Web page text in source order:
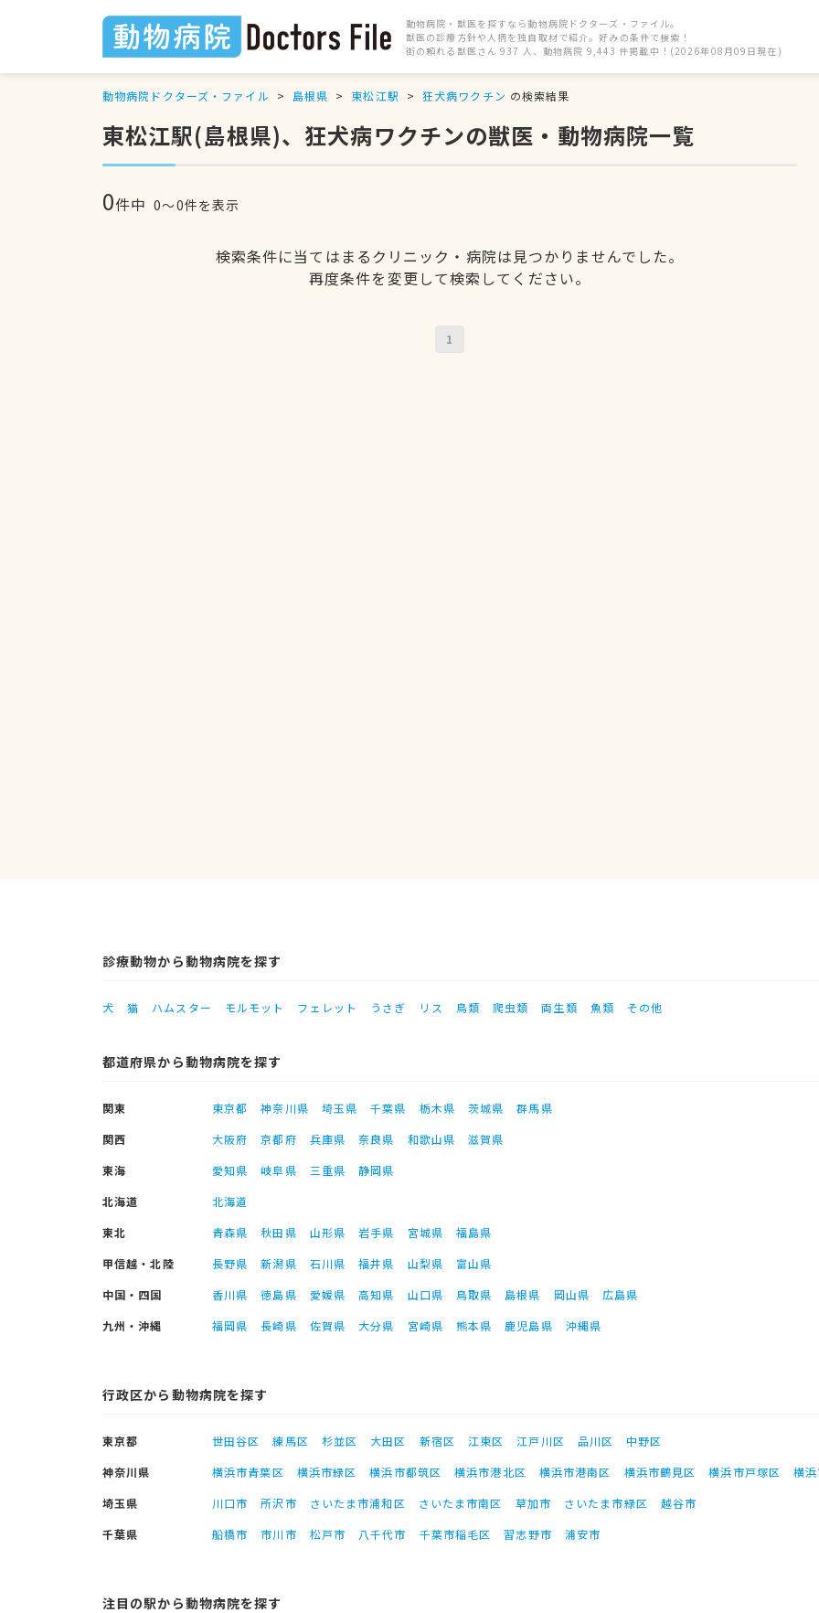
動物病院・獣医を探すなら動物病院ドクターズ・ファイル。
獣医の診療方針や人柄を独自取材で紹介。好みの条件で検索！
街の頼れる獣医さん 937 人、動物病院 9,443 件掲載中！(2026年08月09日現在)
動物病院ドクターズ・ファイル 島根県 東松江駅 狂犬病ワクチン の検索結果
東松江駅(島根県)、狂犬病ワクチンの獣医・動物病院一覧
0件中 0〜0件を表示
検索条件に当てはまるクリニック・病院は見つかりませんでした。
再度条件を変更して検索してください。
1
診療動物から動物病院を探す
犬 猫 ハムスター モルモット フェレット うさぎ リス 鳥類 爬虫類 両生類 魚類 その他
都道府県から動物病院を探す
関東 東京都 神奈川県 埼玉県 千葉県 栃木県 茨城県
群馬県
関西
大阪府 京都府 兵庫県 奈良県 和歌山県
滋賀県
東海
愛知県 岐阜県 三重県
静岡県
北海道
北海道
東北
青森県 秋田県 山形県 岩手県 宮城県
福島県
甲信越・北陸
長野県 新潟県 石川県 福井県 山梨県
富山県
中国・四国
香川県 徳島県 愛媛県 高知県 山口県 鳥取県 島根県 岡山県
広島県
九州・沖縄
福岡県 長崎県 佐賀県 大分県 宮崎県 熊本県 鹿児島県 沖縄県
行政区から動物病院を探す
東京都 世田谷区 練馬区 杉並区 大田区 新宿区 江東区 江戸川区 品川区
中野区
神奈川県
横浜市青葉区 横浜市緑区 横浜市都筑区 横浜市港北区 横浜市港南区 横浜市鶴見区 横浜市戸塚区
横
埼玉県
川口市 所沢市 さいたま市浦和区 さいたま市南区 草加市 さいたま市緑区
越谷市
千葉県
船橋市 市川市 松戸市 八千代市 千葉市稲毛区 習志野市 浦安市
注目の駅から動物病院を探す